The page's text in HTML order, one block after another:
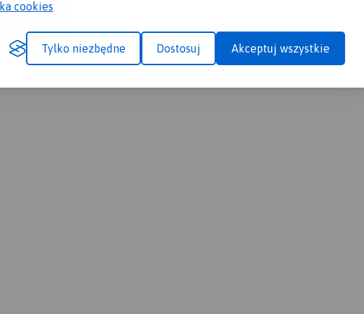
cookies
Tylko niezbędne Dostosuj Akceptuj wszystkie